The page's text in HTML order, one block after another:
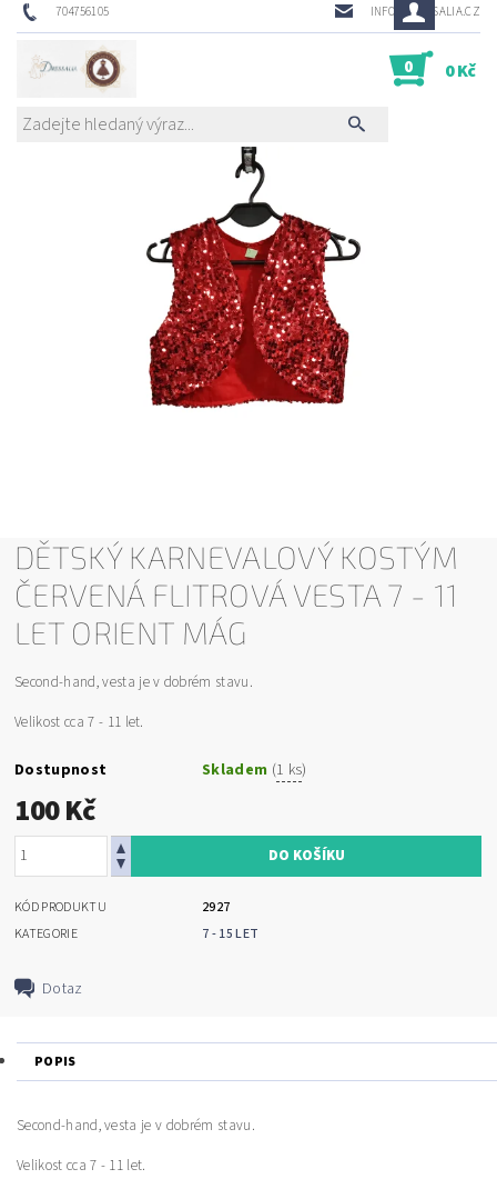
704756105 INFO@DRESSALIA.CZ
0 0 Kč
DĚTSKÝ KARNEVALOVÝ KOSTÝM
ČERVENÁ FLITROVÁ VESTA 7 - 11
LET ORIENT MÁG
Second-hand, vesta je v dobrém stavu.
Velikost cca 7 - 11 let.
Dostupnost Skladem (1 ks)
100 Kč
KÓD PRODUKTU
2927
KATEGORIE
7 - 15 LET
Dotaz
POPIS
Second-hand, vesta je v dobrém stavu.
Velikost cca 7 - 11 let.